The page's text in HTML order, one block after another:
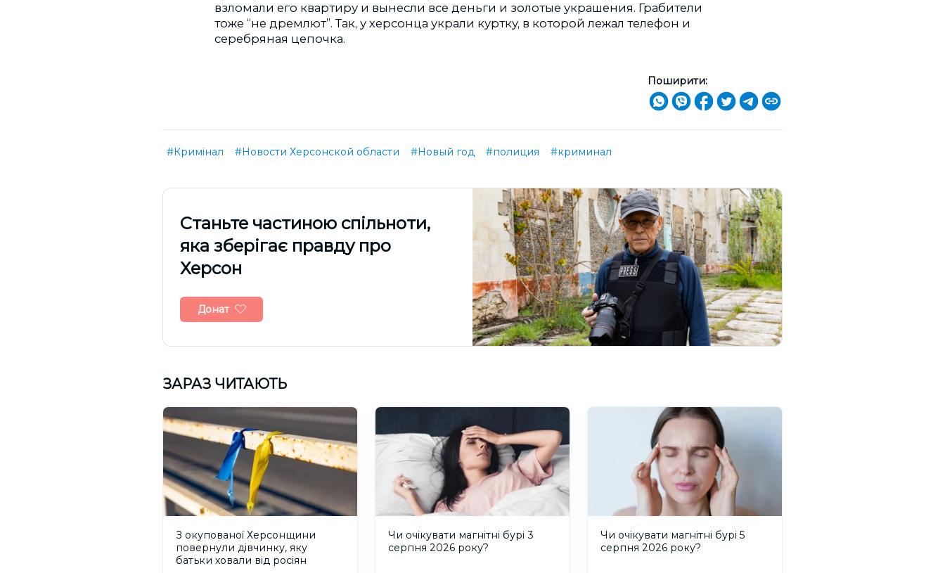
взломали его квартиру и вынесли все деньги и золотые украшения. Грабители
тоже “не дремлют”. Так, у херсонца украли куртку, в которой лежал телефон и
серебряная цепочка.
Поширити:
#Кримінал #Новости Херсонской области #Новый год #полиция #криминал
Cтаньте частиною спільноти,
яка зберігає правду про
Херсон
Донат
ЗАРАЗ ЧИТАЮТЬ
З окупованої Херсонщини
повернули дівчинку, яку
батьки ховали від росіян
Чи очікувати магнітні бурі 3
серпня 2026 року?
Чи очікувати магнітні бурі 5
серпня 2026 року?